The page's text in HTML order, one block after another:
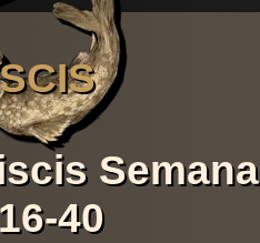
Semana
40